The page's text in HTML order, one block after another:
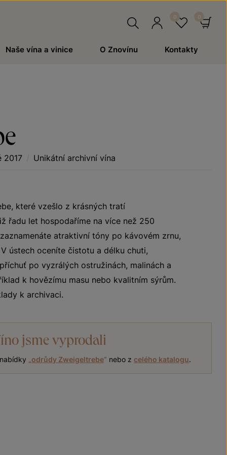
Naše vína a vinice O Znovínu Kontakty
2017 / Unikátní archivní vína
které vzešlo z krásných tratí
řadu let hospodaříme na více než 250
atraktivní tóny po kávovém zrnu,
ústech oceníte čistotu a délku chuti,
po vyzrálých ostružinách, malinách a
k hovězímu masu nebo kvalitním sýrům.
k archivaci.
jsme vyprodali
odrůdy Zweigeltrebe“ nebo z celého katalogu.